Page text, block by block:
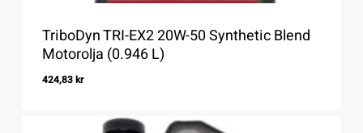
TriboDyn TRI-EX2 20W-50 Synthetic Blend
Motorolja (0.946 L)
424,83kr